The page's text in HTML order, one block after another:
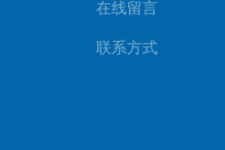
在线留言
联系方式